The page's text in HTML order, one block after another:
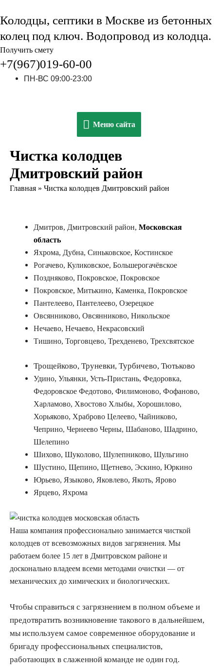
Колодцы, септики в Москве из бетонных
колец под ключ. Водопровод из колодца.
Получить смету
+7(967)019-60-00
ПН-ВС 09:00-23:00
Меню
Меню сайта
Чистка колодцев
Дмитровский район
Главная » Чистка колодцев Дмитровский район
Дмитров, Дмитровский район,Московская
область
Яхрома, Дубна, Синьковское, Костинское
Рогачево, Куликовское, Большерогачёвское
Поздняково, Покровское, Покровское
Покровское, Митькино, Каменка, Покровское
Пантелеево, Пантелеево, Озерецкое
Овсянниково, Овсянниково, Никольское
Нечаево, Нечаево, Некрасовский
Тишино, Торговцево, Трехденево, Трехсвятское
Трощейково, Труневки, Турбичево, Тютьково
Удино, Ульянки, Усть-Пристань, Федоровка,
Федоровское Федотово, Филимоново, Фофаново,
Харламово, Хвостово Хлыбы, Хорошилово,
Хорьяково, Храброво Целеево, Чайниково,
Чеприно, Чернеево Черны, Шабаново, Шадрино,
Шелепино
Шихово, Шуколово, Шулепниково, Шульгино
Шустино, Щепино, Щетнево, Эскино, Юркино
Юрьево, Языково, Яковлево, Якоть, Ярово
Ярцево, Яхрома
Наша компания профессионально занимается чисткой
колодцев от всевозможных видов загрязнения. Мы
работаем более 15 лет в Дмитровском районе и
досконально владеем всеми методами очистки — от
механических до химических и биологических.
Чтобы справиться с загрязнением в полном объеме и
предотвратить возникновение такового в дальнейшем,
мы используем самое современное оборудование и
бригаду профессиональных специалистов,
работающих в слаженной команде не один год.